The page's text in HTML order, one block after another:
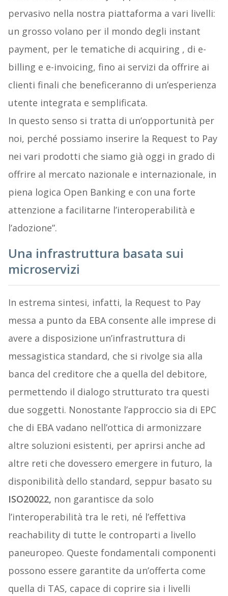
pervasivo nella nostra piattaforma a vari livelli:
un grosso volano per il mondo degli instant
payment, per le tematiche di acquiring , di e-
billing e e-invoicing, fino ai servizi da offrire ai
clienti finali che beneficeranno di un’esperienza
utente integrata e semplificata.
In questo senso si tratta di un’opportunità per
noi, perché possiamo inserire la Request to Pay
nei vari prodotti che siamo già oggi in grado di
offrire al mercato nazionale e internazionale, in
piena logica Open Banking e con una forte
attenzione a facilitarne l’interoperabilità e
l’adozione”.
Una infrastruttura basata sui
microservizi
In estrema sintesi, infatti, la Request to Pay
messa a punto da EBA consente alle imprese di
avere a disposizione un’infrastruttura di
messagistica standard, che si rivolge sia alla
banca del creditore che a quella del debitore,
permettendo il dialogo strutturato tra questi
due soggetti. Nonostante l’approccio sia di EPC
che di EBA vadano nell’ottica di armonizzare
altre soluzioni esistenti, per aprirsi anche ad
altre reti che dovessero emergere in futuro, la
disponibilità dello standard, seppur basato su
ISO20022, non garantisce da solo
l’interoperabilità tra le reti, né l’effettiva
reachability di tutte le controparti a livello
paneuropeo. Queste fondamentali componenti
possono essere garantite da un’offerta come
quella di TAS, capace di coprire sia i livelli